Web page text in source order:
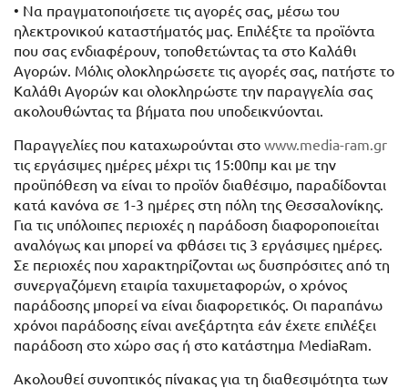
• Να πραγματοποιήσετε τις αγορές σας, μέσω του
ηλεκτρονικού καταστήματός μας. Επιλέξτε τα προϊόντα
που σας ενδιαφέρουν, τοποθετώντας τα στο Καλάθι
Αγορών. Μόλις ολοκληρώσετε τις αγορές σας, πατήστε το
Καλάθι Αγορών και ολοκληρώστε την παραγγελία σας
ακολουθώντας τα βήματα που υποδεικνύονται.
Παραγγελίες που καταχωρούνται στο www.media-ram.gr
τις εργάσιμες ημέρες μέχρι τις 15:00πμ και με την
προϋπόθεση να είναι το προϊόν διαθέσιμο, παραδίδονται
κατά κανόνα σε 1-3 ημέρες στη πόλη της Θεσσαλονίκης.
Για τις υπόλοιπες περιοχές η παράδοση διαφοροποιείται
αναλόγως και μπορεί να φθάσει τις 3 εργάσιμες ημέρες.
Σε περιοχές που χαρακτηρίζονται ως δυσπρόσιτες από τη
συνεργαζόμενη εταιρία ταχυμεταφορών, ο χρόνος
παράδοσης μπορεί να είναι διαφορετικός. Οι παραπάνω
χρόνοι παράδοσης είναι ανεξάρτητα εάν έχετε επιλέξει
παράδοση στο χώρο σας ή στο κατάστημα MediaRam.
Ακολουθεί συνοπτικός πίνακας για τη διαθεσιμότητα των